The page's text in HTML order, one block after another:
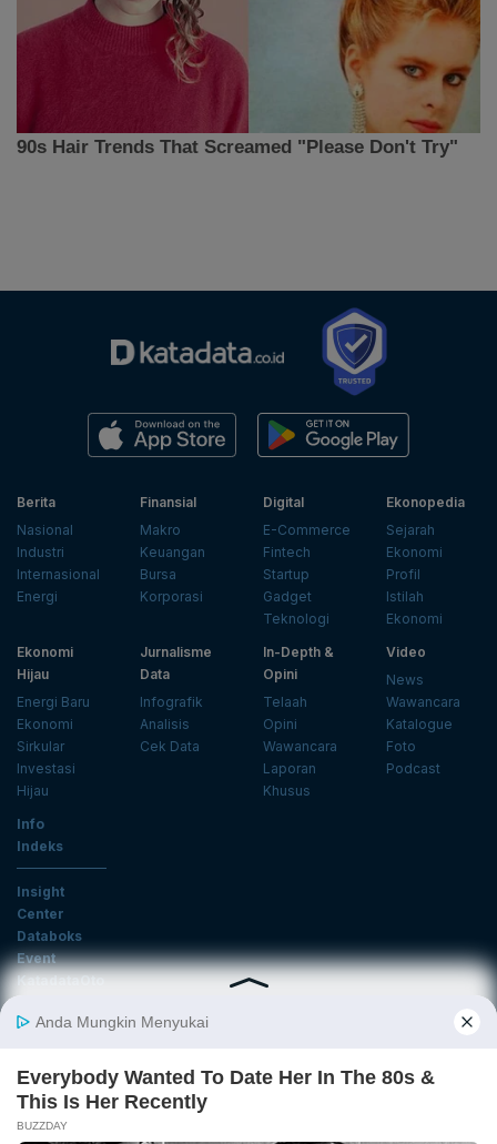
Berita
Nasional
Industri
Internasional
Energi
Finansial
Makro
Keuangan
Bursa
Korporasi
Digital
E-Commerce
Fintech
Startup
Gadget
Teknologi
Ekonopedia
Sejarah
Ekonomi
Profil
Istilah
Ekonomi
Ekonomi
Hijau
Energi Baru
Ekonomi
Sirkular
Investasi
Hijau
Jurnalisme
Data
Infografik
Analisis
Cek Data
In-Depth &
Opini
Telaah
Opini
Wawancara
Laporan
Khusus
Video
News
Wawancara
Katalogue
Foto
Podcast
Info
Indeks
Insight
Center
Databoks
Event
KatadataOto
Email
Daftar